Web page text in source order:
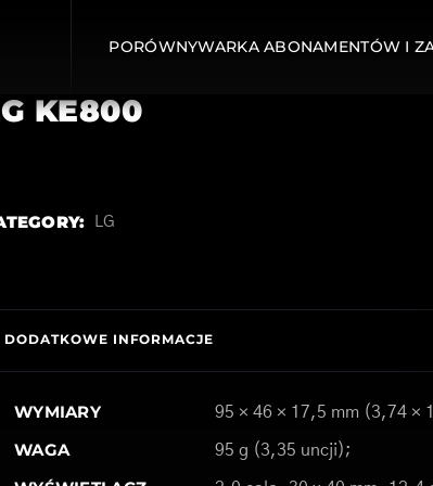
PORÓWNYWARKA ABONAMENTÓW I
KE800
LG
DODATKOWE INFORMACJE
WYMIARY 95 × 46 × 17,5 mm (3,74 ×
WAGA 95 g (3,35 uncji);